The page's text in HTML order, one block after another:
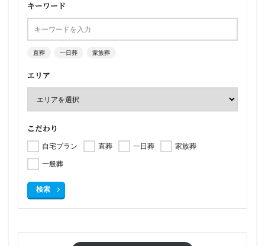
キーワード
直葬 一日葬 家族葬
エリア
こだわり
自宅プラン 直葬 一日葬
家族葬
一般葬
検索